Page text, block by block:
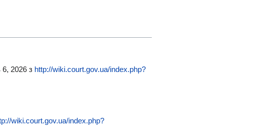
2026 з http://wiki.court.gov.ua/index.php?
wiki.court.gov.ua/index.php?